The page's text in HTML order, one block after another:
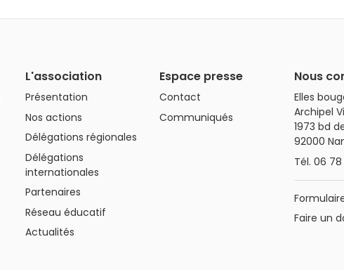
L'association
Présentation
Nos actions
Délégations régionales
Délégations
internationales
Partenaires
Réseau éducatif
Actualités
Espace presse
Contact
Communiqués
Nous
Elles
Archipel
1973 bd
92000
Tél.06 78
Faire un